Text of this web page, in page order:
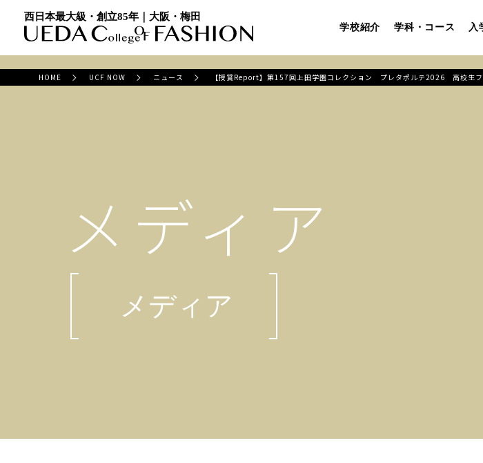
西日本最大級・創立85年｜大阪・梅田
学校紹介 学科・コース 入
HOME UCF NOW ニュース 【授賞Report】第157回上田学園コレクション プレタポルテ2026 高校生フ
メディア
メディア